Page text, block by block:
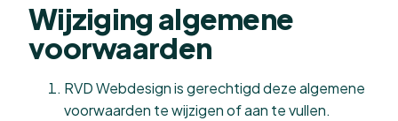
Wijziging algemene
voorwaarden
RVD Webdesign is gerechtigd deze algemene
voorwaarden te wijzigen of aan te vullen.